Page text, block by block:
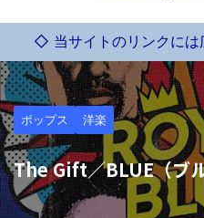
◇ 当サイトのリンクに
ポップス 洋楽
The Gift／BLUE（ブ